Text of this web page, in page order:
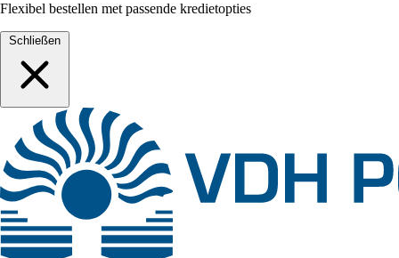
Flexibel bestellen met passende kredietopties
Schließen